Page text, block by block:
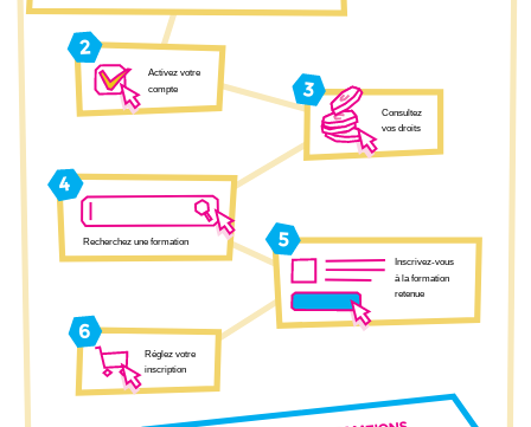
Réglez votre
inscription
6
Inscrivez-vous
à la formation
retenue
5
Recherchez une formation
4
Consultez
vos droits
3
Activez votre
compte
2